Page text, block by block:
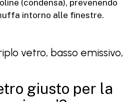
(condensa), prevenendo
intorno alle finestre.
vetro, basso emissivo,
giusto per la